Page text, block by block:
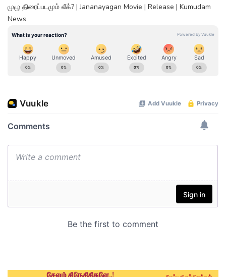
முழு திரைப்படமும் லீக்? | Jananayagan Movie | Release | Kumudam
News